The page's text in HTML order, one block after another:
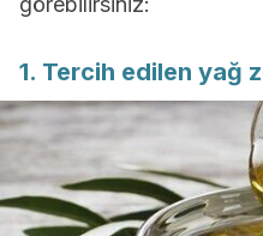
1. Tercih edilen yağ